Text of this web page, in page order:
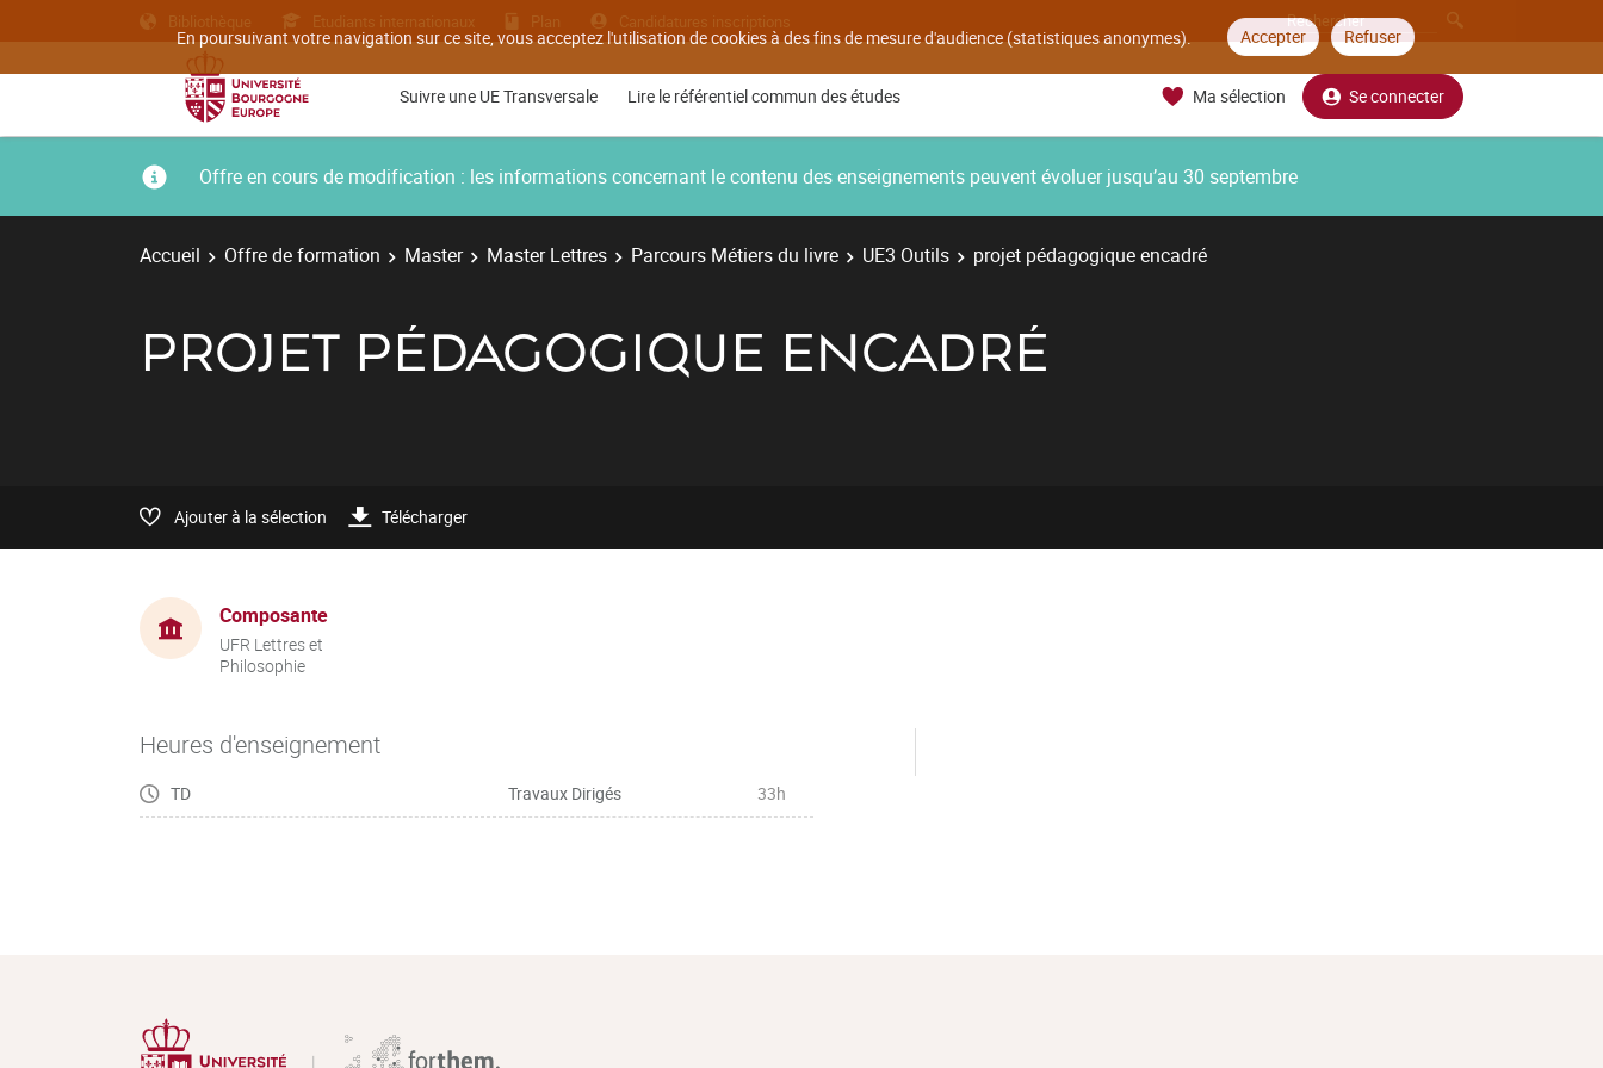
En poursuivant votre navigation sur ce site, vous acceptez l'utilisation de cookies à des fins de mesure d'audience (statistiques anonymes). Accepter Refuser
Bibliothèque Etudiants internationaux Plan Candidatures inscriptions
Suivre une UE Transversale Lire le référentiel commun des études Ma sélection Se connecter
Offre en cours de modification : les informations concernant le contenu des enseignements peuvent évoluer jusqu’au 30 septembre
Accueil Offre de formation Master Master Lettres Parcours Métiers du livre UE3 Outils projet pédagogique encadré
PROJET PÉDAGOGIQUE ENCADRÉ
Ajouter à la sélection Télécharger
Composante
UFR Lettres et
Philosophie
Heures d'enseignement
TD Travaux Dirigés 33h